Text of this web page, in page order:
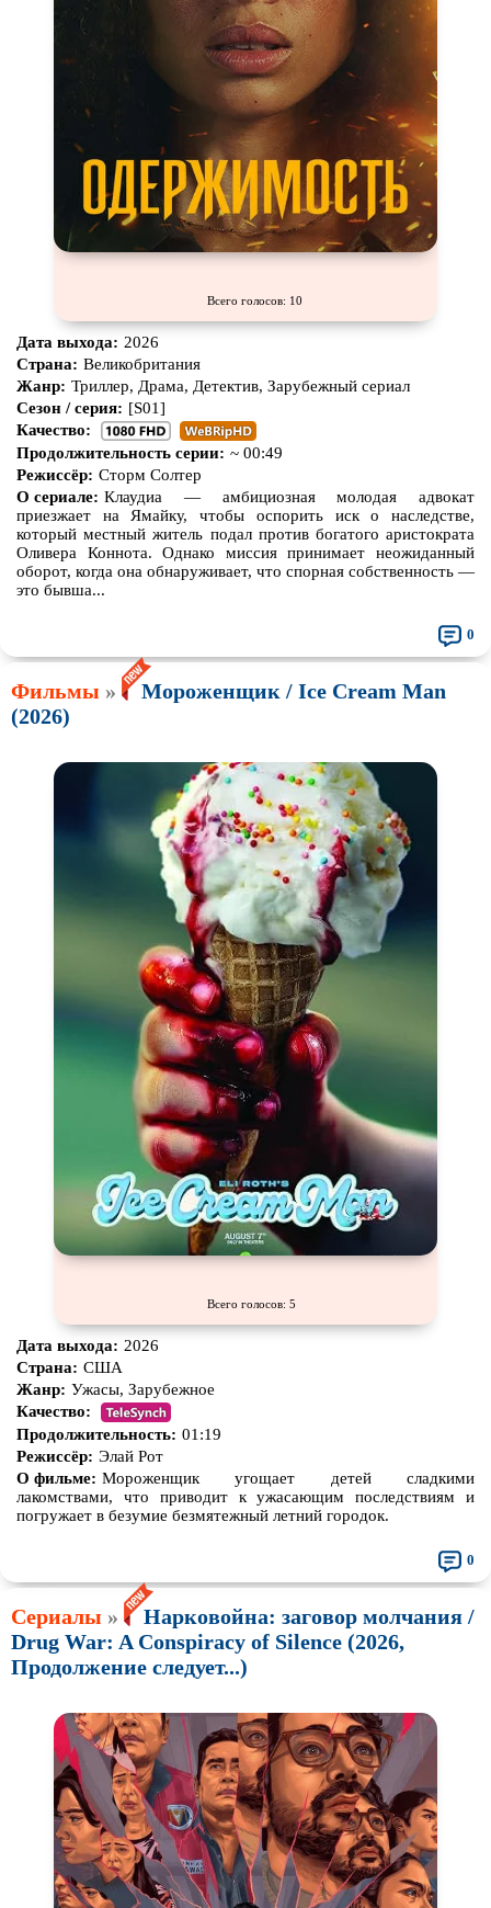
Всего голосов: 10
Дата выхода: 2026
Страна: Великобритания
Жанр: Триллер, Драма, Детектив, Зарубежный сериал
Сезон / серия: [S01]
Качество:
Продолжительность серии: ~ 00:49
Режиссёр: Сторм Солтер
О сериале: Клаудиа — амбициозная молодая адвокат
приезжает на Ямайку, чтобы оспорить иск о наследстве,
который местный житель подал против богатого аристократа
Оливера Коннота. Однако миссия принимает неожиданный
оборот, когда она обнаруживает, что спорная собственность —
это бывша...
0
Фильмы »
Мороженщик / Ice Cream Man
(2026)
Всего голосов: 5
Дата выхода: 2026
Страна: США
Жанр: Ужасы, Зарубежное
Качество:
Продолжительность: 01:19
Режиссёр: Элай Рот
О фильме: Мороженщик угощает детей сладкими
лакомствами, что приводит к ужасающим последствиям и
погружает в безумие безмятежный летний городок.
0
Сериалы »
Нарковойна: заговор молчания /
Drug War: A Conspiracy of Silence (2026,
Продолжение следует...)